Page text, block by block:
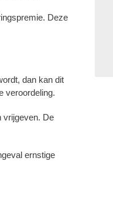
Deze
dan kan dit
veroordeling.
vrijgeven. De
ernstige